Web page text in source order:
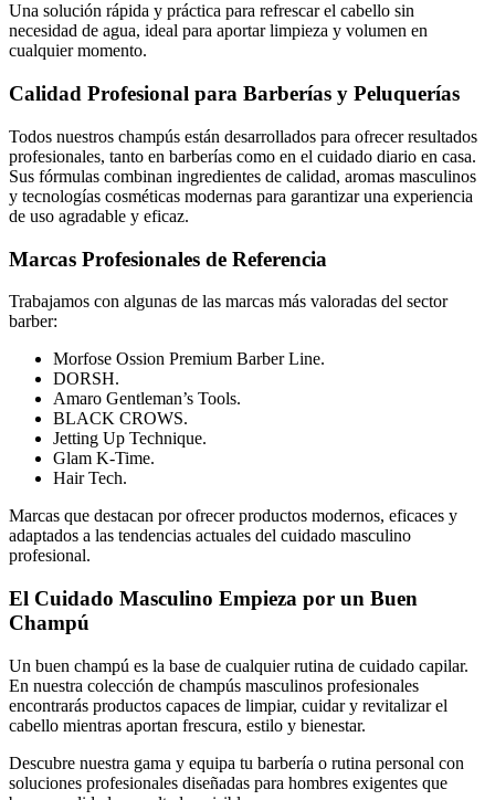
Una solución rápida y práctica para refrescar el cabello sin
necesidad de agua, ideal para aportar limpieza y volumen en
cualquier momento.
Calidad Profesional para Barberías y Peluquerías
Todos nuestros champús están desarrollados para ofrecer resultados
profesionales, tanto en barberías como en el cuidado diario en casa.
Sus fórmulas combinan ingredientes de calidad, aromas masculinos
y tecnologías cosméticas modernas para garantizar una experiencia
de uso agradable y eficaz.
Marcas Profesionales de Referencia
Trabajamos con algunas de las marcas más valoradas del sector
barber:
Morfose Ossion Premium Barber Line.
DORSH.
Amaro Gentleman’s Tools.
BLACK CROWS.
Jetting Up Technique.
Glam K-Time.
Hair Tech.
Marcas que destacan por ofrecer productos modernos, eficaces y
adaptados a las tendencias actuales del cuidado masculino
profesional.
El Cuidado Masculino Empieza por un Buen
Champú
Un buen champú es la base de cualquier rutina de cuidado capilar.
En nuestra colección de champús masculinos profesionales
encontrarás productos capaces de limpiar, cuidar y revitalizar el
cabello mientras aportan frescura, estilo y bienestar.
Descubre nuestra gama y equipa tu barbería o rutina personal con
soluciones profesionales diseñadas para hombres exigentes que